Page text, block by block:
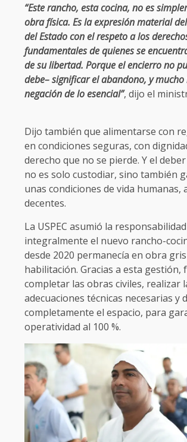
“Este rancho, esta cocina, no es
obra física. Es la expresión material
del Estado con el respeto a los
fundamentales de quienes se
de su libertad. Porque el encierro no
debe– significar el abandono, y
negación de lo esencial”, dijo el
Dijo también que alimentarse con
en condiciones seguras, con
derecho que no se pierde. Y el
no es solo custodiar, sino también
unas condiciones de vida humanas,
decentes.
La USPEC asumió la
integralmente el nuevo rancho-
desde 2020 permanecía en obra
habilitación. Gracias a esta gestión,
completar las obras civiles, realizar
adecuaciones técnicas necesarias y
completamente el espacio, para
operatividad al 100 %.